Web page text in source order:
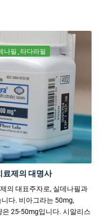
나필 타다라필
료제의 대명사
의 대표주자로, 실데나필과
다. 비아그라는 50mg,
25-50mg입니다. 시알리스